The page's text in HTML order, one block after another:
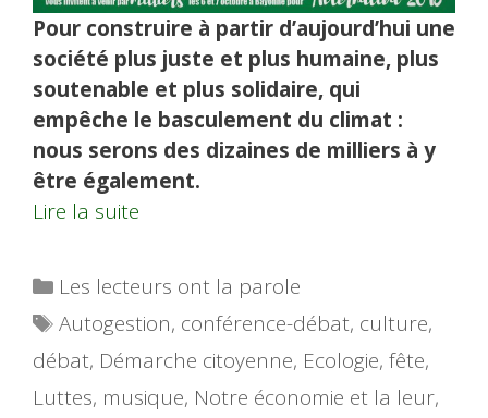
Pour construire à partir d’aujourd’hui une
société plus juste et plus humaine, plus
soutenable et plus solidaire, qui
empêche le basculement du climat :
nous serons des dizaines de milliers à y
être également.
Lire la suite
Catégories
Les lecteurs ont la parole
Étiquettes
Autogestion, conférence-débat, culture,
débat, Démarche citoyenne, Ecologie, fête,
Luttes, musique, Notre économie et la leur,